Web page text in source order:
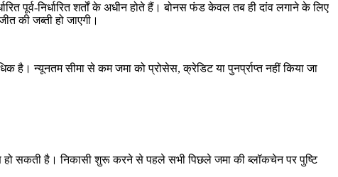
पूर्व-निर्धारित शर्तों के अधीन होते हैं। बोनस फंड केवल तब ही दांव लगाने के लिए
की जब्ती हो जाएगी।
न्यूनतम सीमा से कम जमा को प्रोसेस, क्रेडिट या पुनर्प्राप्त नहीं किया जा
हो सकती है। निकासी शुरू करने से पहले सभी पिछले जमा की ब्लॉकचेन पर पुष्टि